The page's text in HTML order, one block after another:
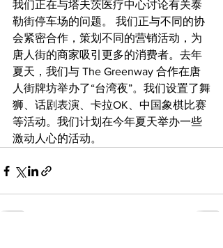
我们正在与塔夫茨医疗中心讨论有关泰
勒街停车场的问题。 我们正与不同的协
会紧密合作，策划不同的营销活动，为
唐人街的商家吸引更多的消费者。去年
夏天，我们与 The Greenway 合作在唐
人街牌坊举办了“台湾夜”。我们设置了舞
狮、话剧表演、卡拉OK、中国象棋比赛
等活动。我们计划在今年夏天举办一些
激动人心的活动。